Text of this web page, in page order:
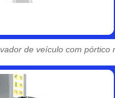
de veículo com pórtico